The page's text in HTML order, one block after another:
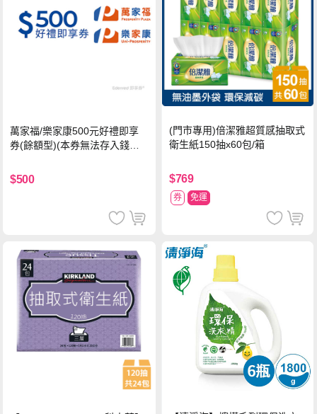
萬家福/樂家康500元好禮即享
券(餘額型)(本券無法存入錢包
$500
(門市專用)倍潔雅超質感抽取式
衛生紙150抽x60包/箱
$769
券 免運